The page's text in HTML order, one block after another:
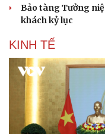
Bảo tàng Tưởng
khách kỷ lục
KINH TẾ